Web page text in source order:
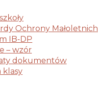
Ochrony Małoletnich
IB-DP
– wzór
dokumentów
klasy